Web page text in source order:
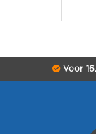
Voor